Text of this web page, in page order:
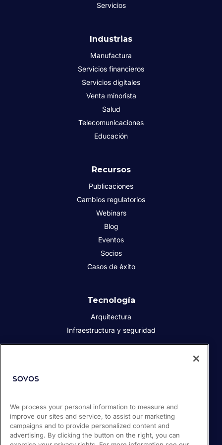
Servicios
Industrias
Manufactura
Servicios financieros
Servicios digitales
Venta minorista
Salud
Telecomunicaciones
Educación
Recursos
Publicaciones
Cambios regulatorios
Webinars
Blog
Eventos
Socios
Casos de éxito
Tecnología
Arquitectura
Infraestructura y seguridad
Prensa
Empleos
Soporte / Portal de clientes
We process your personal information to measure and
improve our sites and service, to assist our marketing
campaigns and to provide personalized content and
advertising. By clicking the button on the right, you can